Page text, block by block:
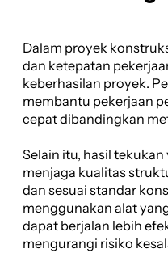
Dalam proyek
dan ketepatan
keberhasilan proyek.
membantu pekerjaan
cepat dibandingkan
Selain itu, hasil
menjaga kualitas
dan sesuai standar
menggunakan alat
dapat berjalan lebih
mengurangi risiko